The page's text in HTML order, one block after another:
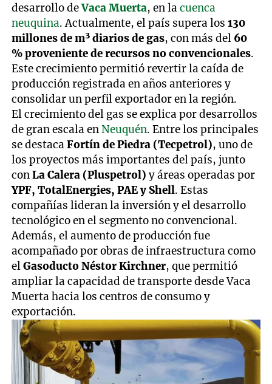
desarrollo deVaca Muerta, en lacuenca
neuquina. Actualmente, el país supera los130
millones de m³ diarios de gas, con más del 60
% proveniente de recursos no convencionales.
Este crecimiento permitió revertir la caída de
producción registrada en años anteriores y
consolidar un perfil exportador en la región.
El crecimiento del gas se explica por desarrollos
de gran escala enNeuquén. Entre los principales
se destacaFortín de Piedra (Tecpetrol), uno de
los proyectos más importantes del país, junto
conLa Calera (Pluspetrol) y áreas operadas por
YPF, TotalEnergies, PAE y Shell. Estas
compañías lideran la inversión y el desarrollo
tecnológico en el segmento no convencional.
Además, el aumento de producción fue
acompañado por obras de infraestructura como
elGasoducto Néstor Kirchner, que permitió
ampliar la capacidad de transporte desde Vaca
Muerta hacia los centros de consumo y
exportación.